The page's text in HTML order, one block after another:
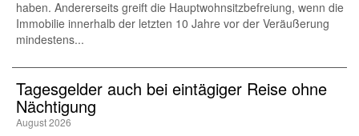
haben. Andererseits greift die Hauptwohnsitzbefreiung, wenn die
Immobilie innerhalb der letzten 10 Jahre vor der Veräußerung
mindestens...
Tagesgelder auch bei eintägiger Reise ohne
Nächtigung
August 2026